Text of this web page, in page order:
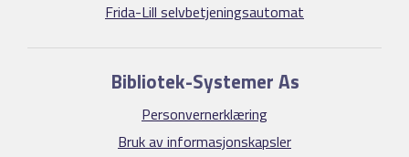
Frida-Lill selvbetjeningsautomat
Bibliotek-Systemer As
Personvernerklæring
Bruk av informasjonskapsler